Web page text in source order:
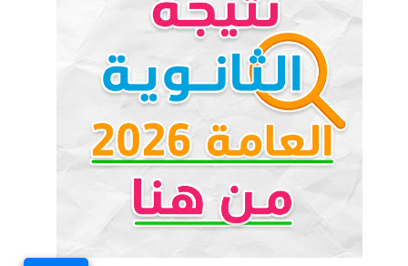
فرصة عمل في 56 شركة بـ 9 محافظات
مدة عقد محمد صلاح مع طابزون
التركي.. تفاصيل عقد الفرعون المصري
♥ ترند اليوم